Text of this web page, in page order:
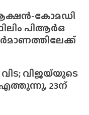
കോമഡി
പിആർഒ
വിജയ്‌യുടെ
23ന്